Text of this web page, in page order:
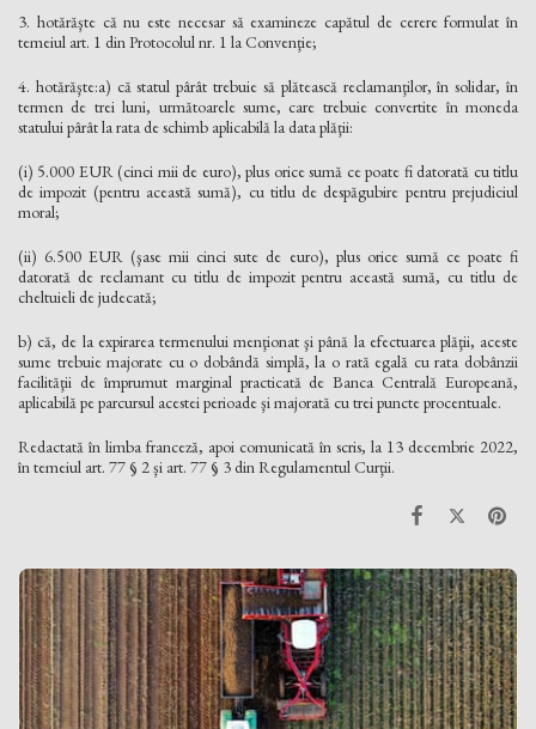
3. hotărăşte că nu este necesar să examineze capătul de cerere formulat în
temeiul art. 1 din Protocolul nr. 1 la Convenţie;
4. hotărăşte:a) că statul pârât trebuie să plătească reclamanţilor, în solidar, în
termen de trei luni, următoarele sume, care trebuie convertite în moneda
statului pârât la rata de schimb aplicabilă la data plăţii:
(i) 5.000 EUR (cinci mii de euro), plus orice sumă ce poate fi datorată cu titlu
de impozit (pentru această sumă), cu titlu de despăgubire pentru prejudiciul
moral;
(ii) 6.500 EUR (şase mii cinci sute de euro), plus orice sumă ce poate fi
datorată de reclamant cu titlu de impozit pentru această sumă, cu titlu de
cheltuieli de judecată;
b) că, de la expirarea termenului menţionat şi până la efectuarea plăţii, aceste
sume trebuie majorate cu o dobândă simplă, la o rată egală cu rata dobânzii
facilităţii de împrumut marginal practicată de Banca Centrală Europeană,
aplicabilă pe parcursul acestei perioade şi majorată cu trei puncte procentuale.
Redactată în limba franceză, apoi comunicată în scris, la 13 decembrie 2022,
în temeiul art. 77 § 2 şi art. 77 § 3 din Regulamentul Curţii.